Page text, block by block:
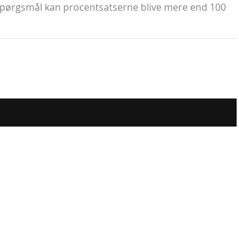
kan procentsatserne blive mere end 100